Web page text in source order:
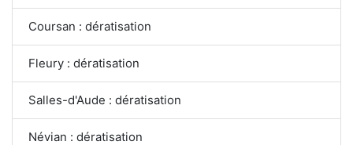
Coursan : dératisation
Fleury : dératisation
Salles-d'Aude : dératisation
Névian : dératisation